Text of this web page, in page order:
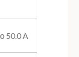
50.0 A